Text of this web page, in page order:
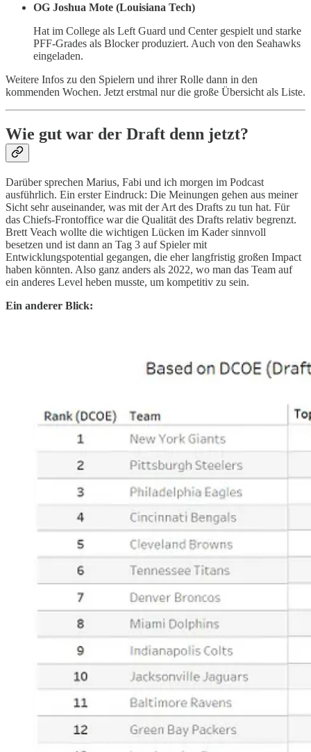
OG Joshua Mote (Louisiana Tech)
Hat im College als Left Guard und Center gespielt und starke
PFF-Grades als Blocker produziert. Auch von den Seahawks
eingeladen.
Weitere Infos zu den Spielern und ihrer Rolle dann in den
kommenden Wochen. Jetzt erstmal nur die große Übersicht als Liste.
Wie gut war der Draft denn jetzt?
Darüber sprechen Marius, Fabi und ich morgen im Podcast
ausführlich. Ein erster Eindruck: Die Meinungen gehen aus meiner
Sicht sehr auseinander, was mit der Art des Drafts zu tun hat. Für
das Chiefs-Frontoffice war die Qualität des Drafts relativ begrenzt.
Brett Veach wollte die wichtigen Lücken im Kader sinnvoll
besetzen und ist dann an Tag 3 auf Spieler mit
Entwicklungspotential gegangen, die eher langfristig großen Impact
haben könnten. Also ganz anders als 2022, wo man das Team auf
ein anderes Level heben musste, um kompetitiv zu sein.
Ein anderer Blick: